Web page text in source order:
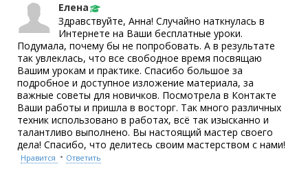
Елена
Здравствуйте, Анна! Случайно наткнулась в
Интернете на Ваши бесплатные уроки.
Подумала, почему бы не попробовать. А в результате
так увлеклась, что все свободное время посвящаю
Вашим урокам и практике. Спасибо большое за
подробное и доступное изложение материала, за
важные советы для новичков. Посмотрела в Контакте
Ваши работы и пришла в восторг. Так много различных
техник использовано в работах, всё так изысканно и
талантливо выполнено. Вы настоящий мастер своего
дела! Спасибо, что делитесь своим мастерством с нами!
Нравится • Ответить